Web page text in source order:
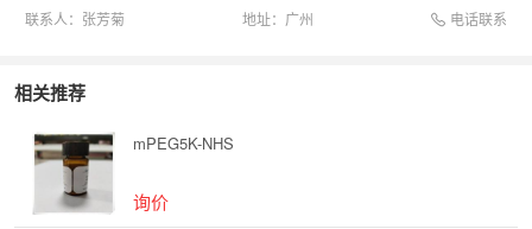
联系人： 张芳菊 地址： 广州 电话联系
相关推荐
mPEG5K-NHS
询价